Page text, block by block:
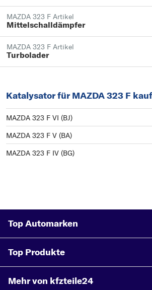
MAZDA 323 F Artikel
Mittelschalldämpfer
MAZDA 323 F Artikel
Turbolader
Katalysator für MAZDA 323 F
MAZDA 323 F VI (BJ)
MAZDA 323 F V (BA)
MAZDA 323 F IV (BG)
Top Automarken
Top Produkte
Mehr von kfzteile24